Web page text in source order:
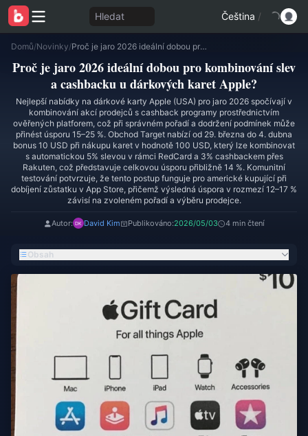
Hledat Čeština /
Domů/Novinky/ Proč je jaro 2026 ideální dobou pro kombinování slev a cashbacku u dárkových karet Apple?
Proč je jaro 2026 ideální dobou pro kombinování slev
a cashbacku u dárkových karet Apple?
Nejlepší nabídky na dárkové karty Apple (USA) pro jaro 2026 spočívají v
kombinování akcí prodejců s cashback programy prostřednictvím
ověřených platforem, což při správném pořadí a dodržení podmínek může
přinést úsporu 15–25 %. Obchod Target nabízí od 29. března do 4. dubna
bonus 10 USD při nákupu karet v hodnotě 100 USD, který lze kombinovat
s automatickou 5% slevou v rámci RedCard a 3% cashbackem přes
Rakuten, což představuje celkovou úsporu přibližně 14 %. Komunitní
testování potvrzuje, že tento postup funguje pro americké kupující při
dobíjení zůstatku v App Store, přičemž výsledná úspora v rozmezí 12–17 %
závisí na zvoleném pořadí a výběru prodejce.
Autor: David Kim Publikováno:2026/05/03 4 min čtení
Obsah